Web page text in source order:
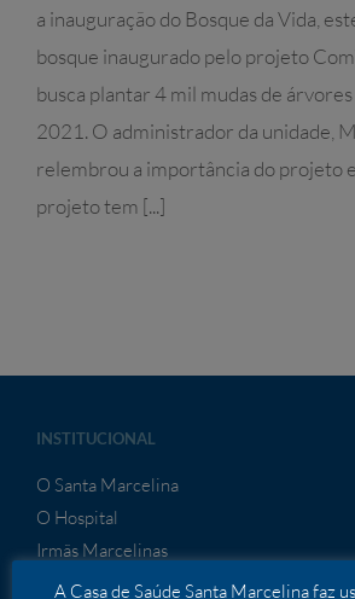
a inauguração do Bosque da Vida,
bosque inaugurado pelo projeto
busca plantar 4 mil mudas de
2021. O administrador da unidade,
relembrou a importância do projeto e
projeto tem [...]
INSTITUCIONAL
O Santa Marcelina
O Hospital
Irmãs Marcelinas
Missão, Visão e Valores
A Casa de Saúde Santa Marcelina faz